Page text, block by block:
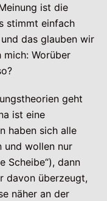
ist die
stimmt einfach
das glauben wir
mich: Worüber
geht
ist eine
haben sich alle
und wollen nur
Scheibe“), dann
davon überzeugt,
näher an der